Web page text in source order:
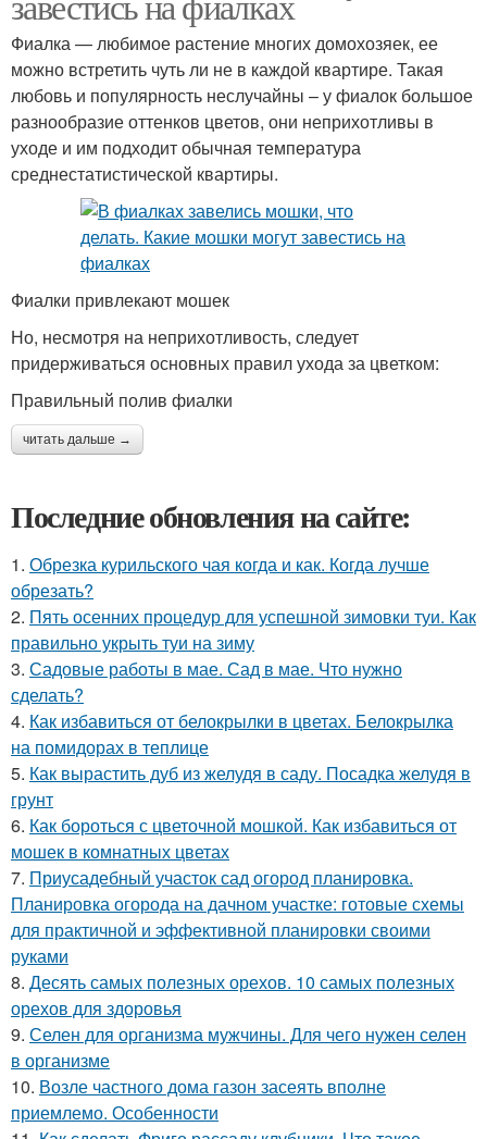
Фиалка — любимое растение многих домохозяек, ее
можно встретить чуть ли не в каждой квартире. Такая
любовь и популярность неслучайны – у фиалок большое
разнообразие оттенков цветов, они неприхотливы в
уходе и им подходит обычная температура
среднестатистической квартиры.
Фиалки привлекают мошек
Но, несмотря на неприхотливость, следует
придерживаться основных правил ухода за цветком:
Правильный полив фиалки
читать дальше →
Последние обновления на сайте:
1. Обрезка курильского чая когда и как. Когда лучше
обрезать?
2. Пять осенних процедур для успешной зимовки туи. Как
правильно укрыть туи на зиму
3. Садовые работы в мае. Сад в мае. Что нужно
сделать?
4. Как избавиться от белокрылки в цветах. Белокрылка
на помидорах в теплице
5. Как вырастить дуб из желудя в саду. Посадка желудя в
грунт
6. Как бороться с цветочной мошкой. Как избавиться от
мошек в комнатных цветах
7. Приусадебный участок сад огород планировка.
Планировка огорода на дачном участке: готовые схемы
для практичной и эффективной планировки своими
руками
8. Десять самых полезных орехов. 10 самых полезных
орехов для здоровья
9. Селен для организма мужчины. Для чего нужен селен
в организме
10. Возле частного дома газон засеять вполне
приемлемо. Особенности